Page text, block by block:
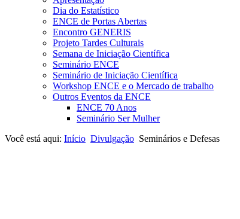
Dia do Estatístico
ENCE de Portas Abertas
Encontro GENERIS
Projeto Tardes Culturais
Semana de Iniciação Científica
Seminário ENCE
Seminário de Iniciação Científica
Workshop ENCE e o Mercado de trabalho
Outros Eventos da ENCE
ENCE 70 Anos
Seminário Ser Mulher
Você está aqui: Início Divulgação Seminários e Defesas